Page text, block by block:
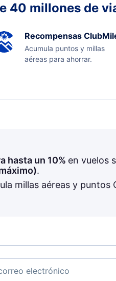
40 millones de
Recompensas
Acumula puntos y millas
aéreas para ahorrar.
hasta un 10% en vuelos
.
millas aéreas y puntos